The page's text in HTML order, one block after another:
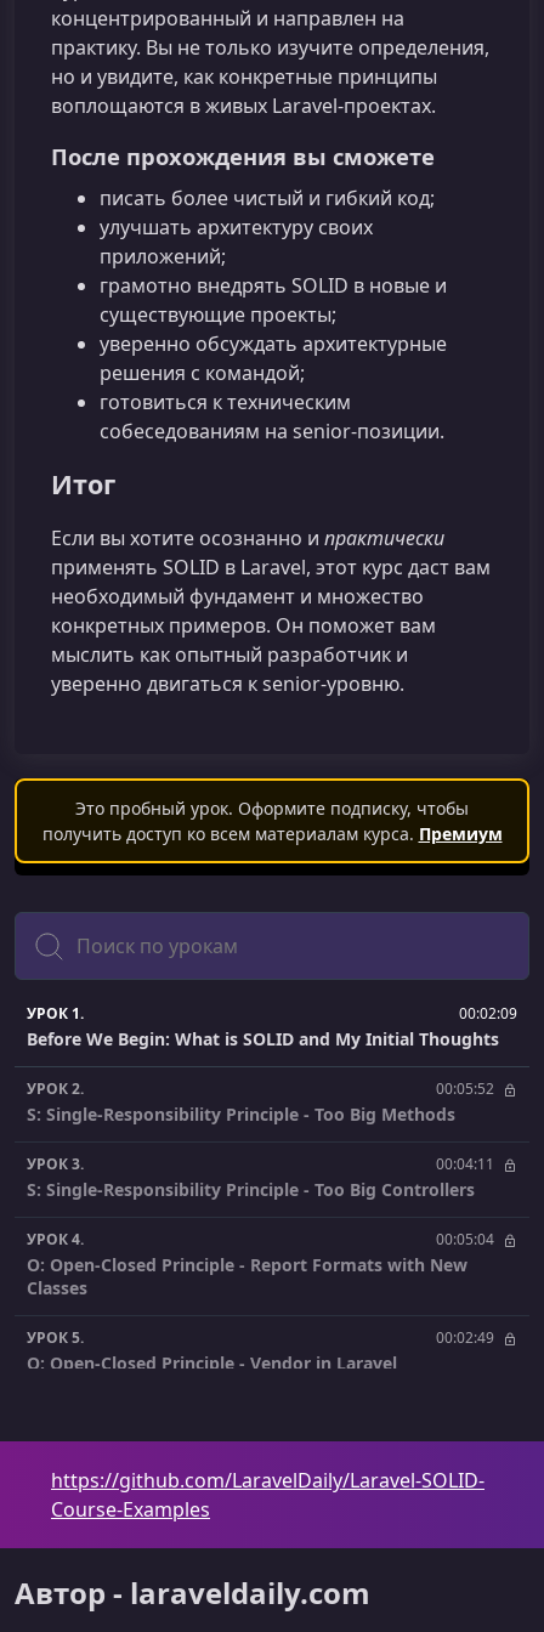
концентрированный и направлен на
практику. Вы не только изучите определения,
но и увидите, как конкретные принципы
воплощаются в живых Laravel‑проектах.
После прохождения вы сможете
писать более чистый и гибкий код;
улучшать архитектуру своих
приложений;
грамотно внедрять SOLID в новые и
существующие проекты;
уверенно обсуждать архитектурные
решения с командой;
готовиться к техническим
собеседованиям на senior‑позиции.
Итог
Если вы хотите осознанно и практически
применять SOLID в Laravel, этот курс даст вам
необходимый фундамент и множество
конкретных примеров. Он поможет вам
мыслить как опытный разработчик и
уверенно двигаться к senior‑уровню.
Это пробный урок. Оформите подписку, чтобы
получить доступ ко всем материалам курса. Премиум
Поиск
УРОК 1. 00:02:09
Before We Begin: What is SOLID and My Initial Thoughts
УРОК 2. 00:05:52
S: Single-Responsibility Principle - Too Big Methods
УРОК 3. 00:04:11
S: Single-Responsibility Principle - Too Big Controllers
УРОК 4. 00:05:04
O: Open-Closed Principle - Report Formats with New
Classes
УРОК 5. 00:02:49
O: Open-Closed Principle - Vendor in Laravel
O: Open-Closed Principle - Eloquent Attribute with Salary
УРОК 7.
УРОК 8.
I: Interface Segregation Principle - Default Laravel Models
https://github.com/LaravelDaily/Laravel-SOLID-
Course-Examples
Автор - laraveldaily.com